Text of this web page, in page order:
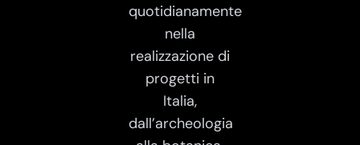
quotidianamente
nella
realizzazione di
progetti in
Italia,
dall’archeologia